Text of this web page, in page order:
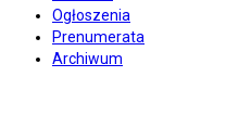
Ogłoszenia
Prenumerata
Archiwum